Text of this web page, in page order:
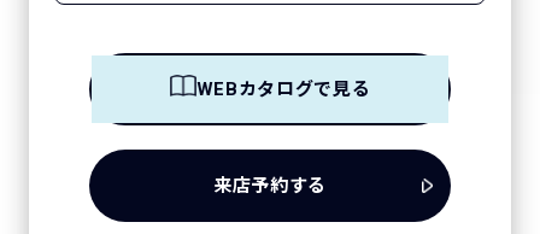
WEBカタログで見る
来店予約する